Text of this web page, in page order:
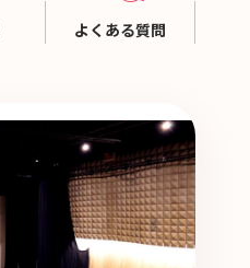
よくある質問